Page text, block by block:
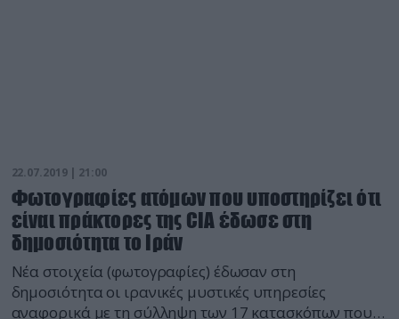
22.07.2019 | 21:00
Φωτογραφίες ατόμων που υποστηρίζει ότι
είναι πράκτορες της CIA έδωσε στη
δημοσιότητα το Ιράν
Νέα στοιχεία (φωτογραφίες) έδωσαν στη
δημοσιότητα οι ιρανικές μυστικές υπηρεσίες
αναφορικά με τη σύλληψη των 17 κατασκόπων που